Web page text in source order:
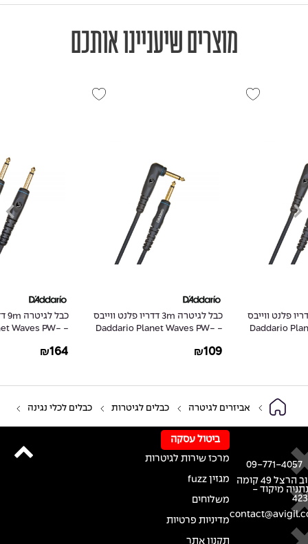
מוצרים שיעניינו אותכם
כבל לגיטרה 3m דדריו פלנט ווייבס
- Daddario Planet Waves PW-
כבל לגיטרה 9m דדריו פלנט ווייבס
- Daddario Planet Waves PW-
אביזרים לגיטרה כבלים לגיטרות כבלים לכלי נגינה
רחוב הרצל 49 קומה
מיקוד -
09-771-4057
ביטול עסקה
מרכז שירות לגיטרות
מגזין fuzz
משלוחים
מדיניות פרטיות
תקנון אתר